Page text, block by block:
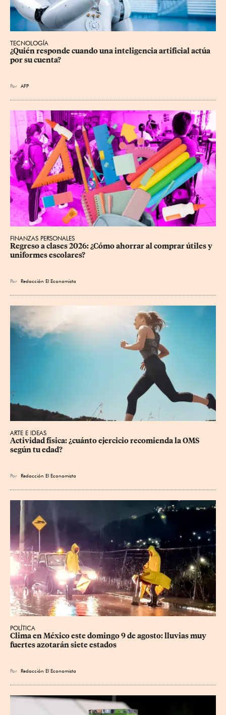
TECNOLOGÍA
¿Quién responde cuando una inteligencia artificial actúa
por su cuenta?
Por AFP
FINANZAS PERSONALES
Regreso a clases 2026: ¿Cómo ahorrar al comprar útiles y
uniformes escolares?
Por Redacción El Economista
ARTE E IDEAS
Actividad física: ¿cuánto ejercicio recomienda la OMS
según tu edad?
Por Redacción El Economista
POLÍTICA
Clima en México este domingo 9 de agosto: lluvias muy
fuertes azotarán siete estados
Por Redacción El Economista